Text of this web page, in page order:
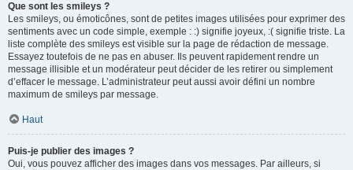
Que sont les smileys ?
Les smileys, ou émoticônes, sont de petites images utilisées pour exprimer des
sentiments avec un code simple, exemple : :) signifie joyeux, :( signifie triste. La
liste complète des smileys est visible sur la page de rédaction de message.
Essayez toutefois de ne pas en abuser. Ils peuvent rapidement rendre un
message illisible et un modérateur peut décider de les retirer ou simplement
d’effacer le message. L’administrateur peut aussi avoir défini un nombre
maximum de smileys par message.
Haut
Puis-je publier des images ?
Oui, vous pouvez afficher des images dans vos messages. Par ailleurs, si